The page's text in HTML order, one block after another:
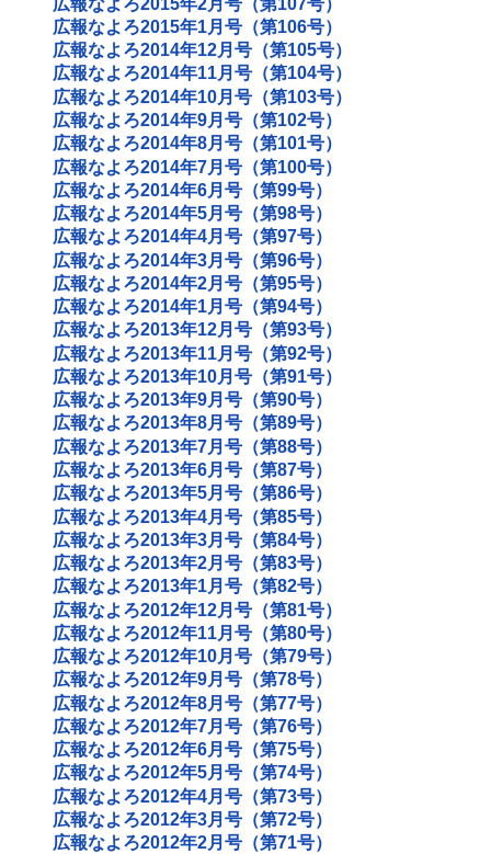
広報なよろ2015年1月号（第106号）
広報なよろ2014年12月号（第105号）
広報なよろ2014年11月号（第104号）
広報なよろ2014年10月号（第103号）
広報なよろ2014年9月号（第102号）
広報なよろ2014年8月号（第101号）
広報なよろ2014年7月号（第100号）
広報なよろ2014年6月号（第99号）
広報なよろ2014年5月号（第98号）
広報なよろ2014年4月号（第97号）
広報なよろ2014年3月号（第96号）
広報なよろ2014年2月号（第95号）
広報なよろ2014年1月号（第94号）
広報なよろ2013年12月号（第93号）
広報なよろ2013年11月号（第92号）
広報なよろ2013年10月号（第91号）
広報なよろ2013年9月号（第90号）
広報なよろ2013年8月号（第89号）
広報なよろ2013年7月号（第88号）
広報なよろ2013年6月号（第87号）
広報なよろ2013年5月号（第86号）
広報なよろ2013年4月号（第85号）
広報なよろ2013年3月号（第84号）
広報なよろ2013年2月号（第83号）
広報なよろ2013年1月号（第82号）
広報なよろ2012年12月号（第81号）
広報なよろ2012年11月号（第80号）
広報なよろ2012年10月号（第79号）
広報なよろ2012年9月号（第78号）
広報なよろ2012年8月号（第77号）
広報なよろ2012年7月号（第76号）
広報なよろ2012年6月号（第75号）
広報なよろ2012年5月号（第74号）
広報なよろ2012年4月号（第73号）
広報なよろ2012年3月号（第72号）
広報なよろ2012年2月号（第71号）